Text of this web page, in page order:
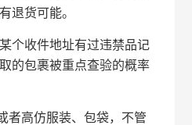
退货可能。
收件地址有过违禁品记
的包裹被重点查验的概率
高仿服装、包袋，不管